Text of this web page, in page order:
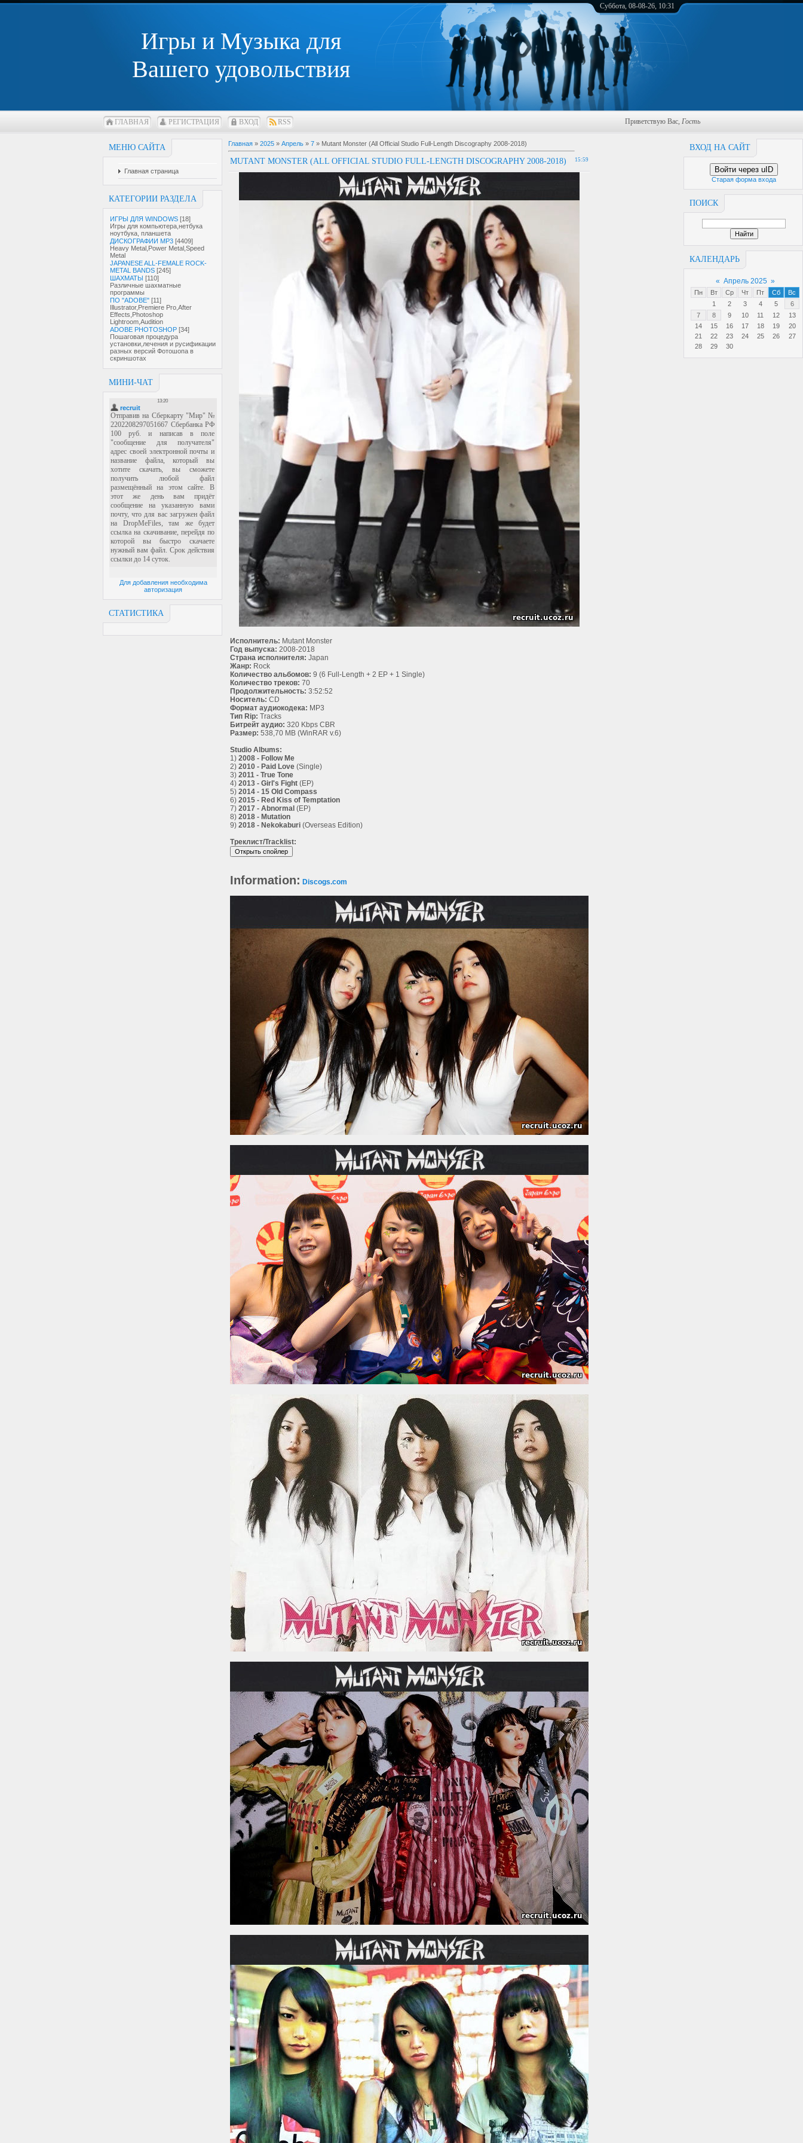
Игры и Музыка для
Вашего удовольствия
Суббота, 08-08-26, 10:31
ГЛАВНАЯ РЕГИСТРАЦИЯ ВХОД RSS Приветствую Вас, Гость
МЕНЮ САЙТА
Главная страница
КАТЕГОРИИ РАЗДЕЛА
ИГРЫ ДЛЯ WINDOWS [18]
Игры для компьютера,нетбука
ноутбука, планшета
ДИСКОГРАФИИ MP3 [4409]
Heavy Metal,Power Metal,Speed
Metal
JAPANESE ALL-FEMALE ROCK-
METAL BANDS [245]
ШАХМАТЫ [110]
Различные шахматные
программы
ПО "ADOBE" [11]
Illustrator,Premiere Pro,After
Effects,Photoshop
Lightroom,Audition
ADOBE PHOTOSHOP [34]
Пошаговая процедура
установки,лечения и русификации
разных версий Фотошопа в
скриншотах
МИНИ-ЧАТ
Для добавления необходима
авторизация
СТАТИСТИКА
ВХОД НА САЙТ
Войти через uID
Старая форма входа
ПОИСК
КАЛЕНДАРЬ
« Апрель 2025 »
Пн Вт Ср Чт Пт Сб
Вс
1
2 3 4 5
6
7
8 9 10 11 12
13
14
15 16 17 18 19
20
21
22 23 24 25 26
27
28
29 30
Главная » 2025 » Апрель » 7 » Mutant Monster (All Official Studio Full-Length Discography 2008-2018)
15:59
MUTANT MONSTER (ALL OFFICIAL STUDIO FULL-LENGTH DISCOGRAPHY 2008-2018)
Исполнитель: Mutant Monster
Год выпуска: 2008-2018
Страна исполнителя: Japan
Жанр: Rock
Количество альбомов: 9 (6 Full-Length + 2 EP + 1 Single)
Количество треков: 70
Продолжительность: 3:52:52
Носитель: CD
Формат аудиокодека: MP3
Тип Rip: Tracks
Битрейт аудио: 320 Kbps CBR
Размер: 538,70 MB (WinRAR v.6)
Studio Albums:
1) 2008 - Follow Me
2) 2010 - Paid Love (Single)
3) 2011 - True Tone
4) 2013 - Girl's Fight (EP)
5) 2014 - 15 Old Compass
6) 2015 - Red Kiss of Temptation
7) 2017 - Abnormal (EP)
8) 2018 - Mutation
9) 2018 - Nekokaburi (Overseas Edition)
Треклист/Tracklist:
Information: Discogs.com